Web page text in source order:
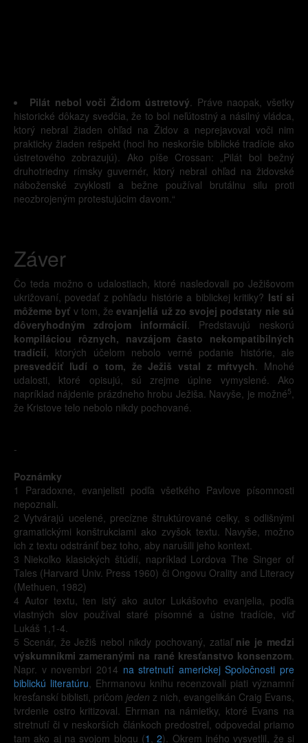
Pilát nebol voči Židom ústretový. Práve naopak, všetky
historické dôkazy svedčia, že to bol neľútostný a násilný vládca,
ktorý nebral žiaden ohľad na Židov a neprejavoval voči nim
prakticky žiaden rešpekt (hoci ho neskoršie biblické tradície ako
ústretového zobrazujú). Ako píše Crossan: „Pilát bol bežný
druhotriedny rímsky guvernér, ktorý nebral ohľad na židovské
náboženské zvyklosti a bežne používal brutálnu silu proti
neozbrojeným protestujúcim davom.“
Záver
Čo teda možno o udalostiach, ktoré nasledovali po Ježišovom
ukrižovaní, povedať z pohľadu histórie a biblickej kritiky? Istí si
môžeme byť v tom, žeevanjeliá už zo svojej podstaty nie sú
dôveryhodným zdrojom informácií. Predstavujú neskorú
kompiláciou rôznych, navzájom často nekompatibilných
tradícií, ktorých účelom nebolo verné podanie histórie, ale
presvedčiť ľudí o tom, že Ježiš vstal z mŕtvych. Mnohé
udalosti, ktoré opisujú, sú zrejme úplne vymyslené. Ako
napríklad nájdenie prázdneho hrobu Ježiša. Navyše, je možné5,
že Kristove telo nebolo nikdy pochované.
-
Poznámky
1 Paradoxne, evanjelisti podľa všetkého Pavlove písomnosti
nepoznali.
2 Vytvárajú ucelené, precízne štruktúrované celky, s odlišnými
gramatickými konštrukciami ako zvyšok textu. Navyše, možno
ich z textu odstrániť bez toho, aby narušili jeho kontext.
3 Niekoľko klasických štúdií, napríklad Lordova The Singer of
Tales (Harvard Univ. Press 1960) či Ongovu Orality and Literacy
(Methuen, 1982)
4 Autor textu, ten istý ako autor Lukášovho evanjelia, podľa
vlastných slov používal staré písomné a ústne tradície, viď
Lukáš 1,1-4.
5 Scenár, že Ježiš nebol nikdy pochovaný, zatiaľ nie je medzi
výskumníkmi zameranými na rané kresťanstvo konsenzom.
Napr. v novembri 2014 na stretnutí americkej Spoločnosti pre
biblickú literatúru, Ehrmanovu knihu recenzovali piati významní
kresťanskí biblisti, pričom jeden z nich, evangelikán Craig Evans,
tvrdenie ostro kritizoval. Ehrman na námietky, ktoré Evans na
stretnutí či v neskorších článkoch predostrel, odpovedal priamo
tam ako aj na svojom blogu (1 ,2). Okrem iného vysvetlil, že si